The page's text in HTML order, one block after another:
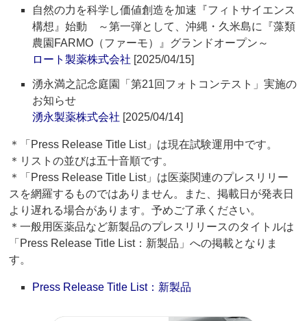
自然の力を科学し価値創造を加速『フィトサイエンス
構想』始動 ～第一弾として、沖縄・久米島に『藻類
農園FARMO（ファーモ）』グランドオープン～
ロート製薬株式会社 [2025/04/15]
湧永満之記念庭園「第21回フォトコンテスト」実施の
お知らせ
湧永製薬株式会社 [2025/04/14]
＊「Press Release Title List」は現在試験運用中です。
＊リストの並びは五十音順です。
＊「Press Release Title List」は医薬関連のプレスリリー
スを網羅するものではありません。また、掲載日が発表日
より遅れる場合があります。予めご了承ください。
＊一般用医薬品など新製品のプレスリリースのタイトルは
「Press Release Title List：新製品」への掲載となりま
す。
Press Release Title List：新製品